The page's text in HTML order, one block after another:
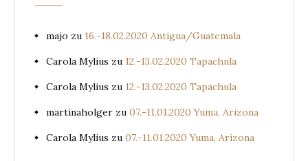
majo zu 16.-18.02.2020 Antigua/Guatemala
Carola Mylius zu 12.-13.02.2020 Tapachula
Carola Mylius zu 12.-13.02.2020 Tapachula
martinaholger zu 07.-11.01.2020 Yuma, Arizona
Carola Mylius zu 07.-11.01.2020 Yuma, Arizona